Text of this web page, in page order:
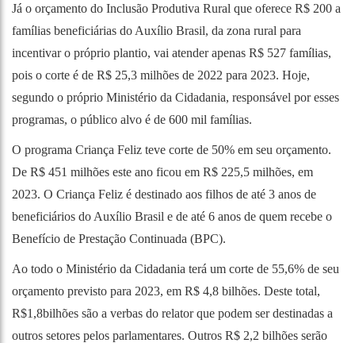
Já o orçamento do Inclusão Produtiva Rural que oferece R$ 200 a
famílias beneficiárias do Auxílio Brasil, da zona rural para
incentivar o próprio plantio, vai atender apenas R$ 527 famílias,
pois o corte é de R$ 25,3 milhões de 2022 para 2023. Hoje,
segundo o próprio Ministério da Cidadania, responsável por esses
programas, o público alvo é de 600 mil famílias.
O programa Criança Feliz teve corte de 50% em seu orçamento.
De R$ 451 milhões este ano ficou em R$ 225,5 milhões, em
2023. O Criança Feliz é destinado aos filhos de até 3 anos de
beneficiários do Auxílio Brasil e de até 6 anos de quem recebe o
Benefício de Prestação Continuada (BPC).
Ao todo o Ministério da Cidadania terá um corte de 55,6% de seu
orçamento previsto para 2023, em R$ 4,8 bilhões. Deste total,
R$1,8bilhões são a verbas do relator que podem ser destinadas a
outros setores pelos parlamentares. Outros R$ 2,2 bilhões serão